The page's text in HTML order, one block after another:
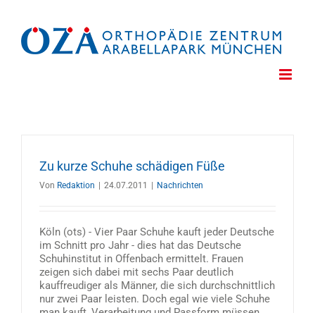
springen
Zu kurze Schuhe schädigen Füße
Von Redaktion 24.07.2011 Nachrichten
Köln (ots) - Vier Paar Schuhe kauft jeder Deutsche
im Schnitt pro Jahr - dies hat das Deutsche
Schuhinstitut in Offenbach ermittelt. Frauen
zeigen sich dabei mit sechs Paar deutlich
kauffreudiger als Männer, die sich durchschnittlich
nur zwei Paar leisten. Doch egal wie viele Schuhe